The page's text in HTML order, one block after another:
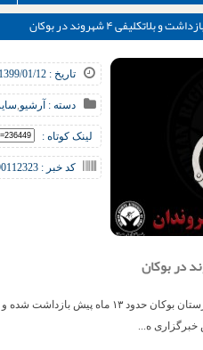
و بلاتکلیفی ۴ شهروند در بوکان
تاریخ : 1399/01/12
دسته : آرشیو,
لینک کوتاه :
کد خبر : 990112323
خبرگزاری هرانا – چهار شهروند اهل شهرستان بوکان
خبرگزاری ه...